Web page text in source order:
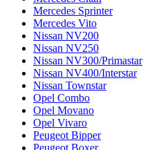
Mercedes Sprinter
Mercedes Vito
Nissan NV200
Nissan NV250
Nissan NV300/Primastar
Nissan NV400/Interstar
Nissan Townstar
Opel Combo
Opel Movano
Opel Vivaro
Peugeot Bipper
Peugeot Boxer